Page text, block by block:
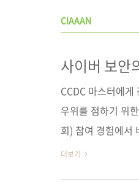
CIAAAN
사이버 보안
CCDC 마스터에
우위를 점하기 위
회) 참여 경험에서
같은 이론적 배경
더보기